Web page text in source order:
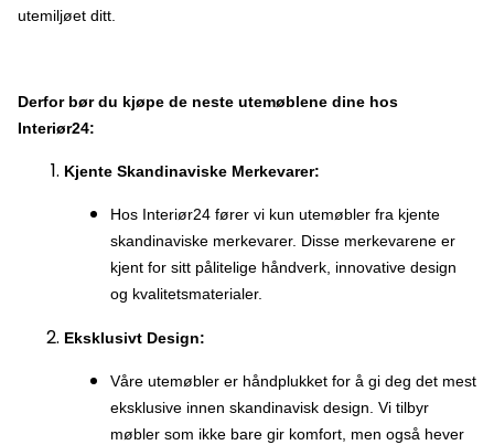
utemiljøet ditt.
Derfor bør du kjøpe de neste utemøblene dine hos
Interiør24:
Kjente Skandinaviske Merkevarer:
Hos Interiør24 fører vi kun utemøbler fra kjente
skandinaviske merkevarer. Disse merkevarene er
kjent for sitt pålitelige håndverk, innovative design
og kvalitetsmaterialer.
Eksklusivt Design:
Våre utemøbler er håndplukket for å gi deg det mest
eksklusive innen skandinavisk design. Vi tilbyr
møbler som ikke bare gir komfort, men også hever